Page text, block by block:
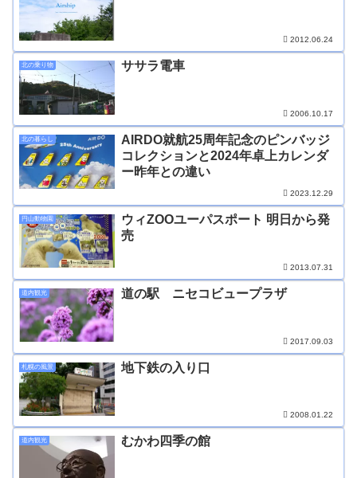
2012.06.24
北の乗り物 ササラ電車
2006.10.17
北の暮らし
AIRDO就航25周年記念のピンバッジ
コレクションと2024年卓上カレンダ
ー昨年との違い
2023.12.29
円山動物園
ウィZOOユーパスポート 明日から発
売
2013.07.31
道内観光 道の駅 ニセコビュープラザ
2017.09.03
札幌の風景 地下鉄の入り口
2008.01.22
道内観光 むかわ四季の館